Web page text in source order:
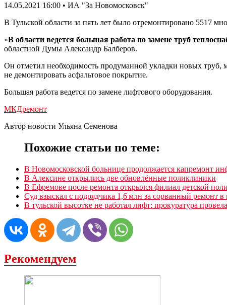
14.05.2021 16:00 • ИА "За Новомосковск"
В Тульской области за пять лет было отремонтировано 5517
«В области ведется большая работа по замене труб
областной Думы Александр Балберов.
Он отметил необходимость продуманной укладки новых труб,
не демонтировать асфальтовое покрытие.
Большая работа ведется по замене лифтового оборудования.
МКДремонт
Автор новости Ульяна Семенова
Похожие статьи по теме:
В Новомосковской больнице продолжается капремонт
В Алексине открылись две обновлённые поликлиники
В Ефремове после ремонта открылся филиал детской
Суд взыскал с подрядчика 1,6 млн за сорванный ремонт
В тульской высотке не работал лифт: прокуратура
Рекомендуем